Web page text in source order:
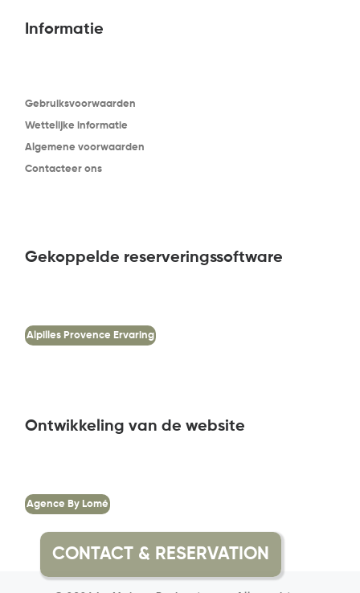
Informatie
Gebruiksvoorwaarden
Wettelijke informatie
Algemene voorwaarden
Contacteer ons
Gekoppelde reserveringssoftware
Alpilles Provence Ervaring
Ontwikkeling van de website
Agence By Lomé